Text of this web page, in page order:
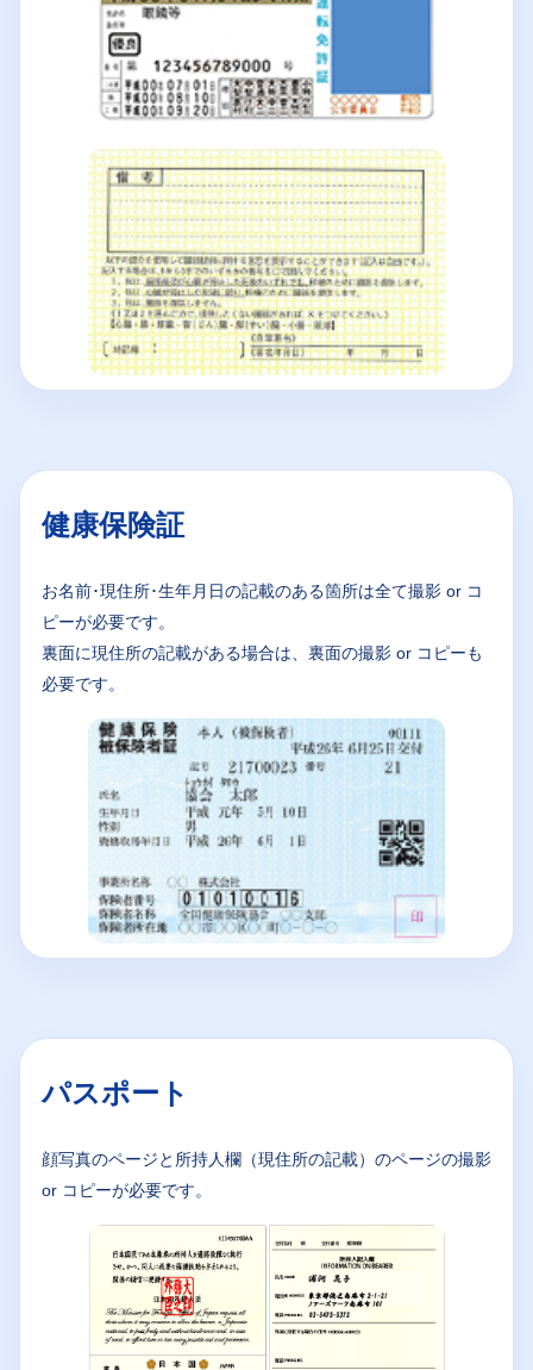
健康保険証
お名前･現住所･生年月日の記載のある箇所は全て撮影 or コ
ピーが必要です。
裏面に現住所の記載がある場合は、裏面の撮影 or コピーも
必要です。
パスポート
顔写真のページと所持人欄（現住所の記載）のページの撮影
or コピーが必要です。